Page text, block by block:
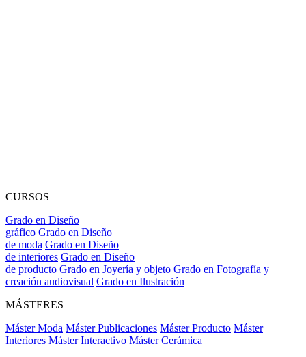
CURSOS
Grado en Diseño
gráfico Grado en Diseño
de moda Grado en Diseño
de interiores Grado en Diseño
de producto Grado en Joyería y objeto Grado en Fotografía y
creación audiovisual Grado en Ilustración
MÁSTERES
Máster Moda Máster Publicaciones Máster Producto Máster
Interiores Máster Interactivo Máster Cerámica